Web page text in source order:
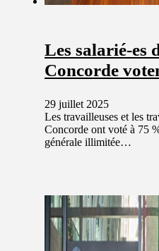
Les salarié-es
Concorde
29 juillet 2025
Les travailleuses et les
Concorde ont voté à 75
générale illimitée…